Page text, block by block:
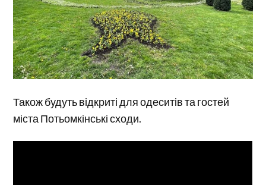
Також будуть відкриті для одеситів та гостей
міста Потьомкінські сходи.